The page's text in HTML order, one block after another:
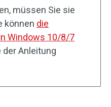
müssen Sie sie
können die
Windows 10/8/7
der Anleitung